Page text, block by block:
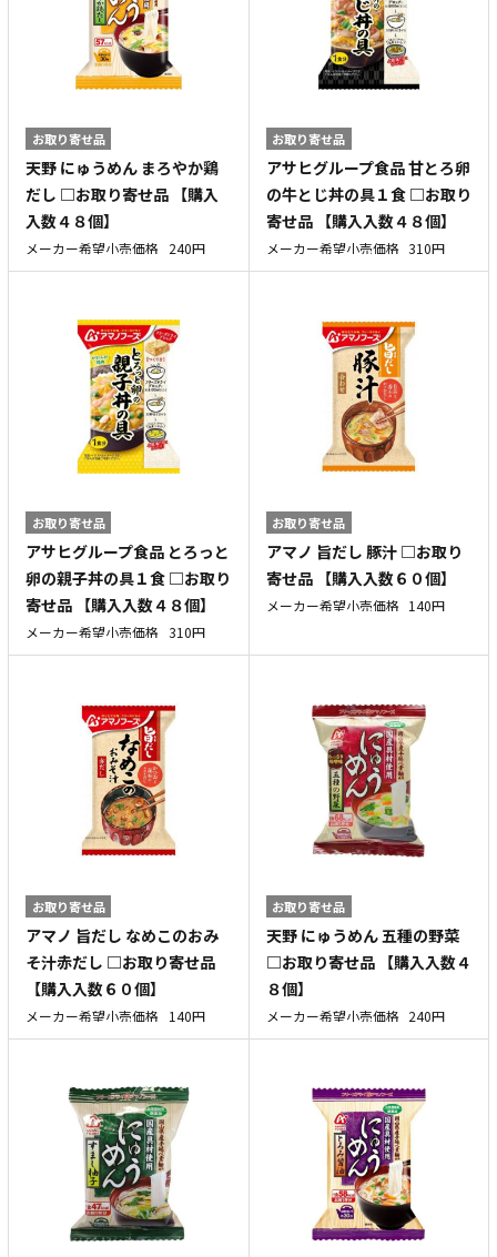
お取り寄せ品
天野 にゅうめん まろやか鶏
だし □お取り寄せ品 【購入
入数４８個】
メーカー希望小売価格 240円
お取り寄せ品
アサヒグループ食品 甘とろ卵
の牛とじ丼の具１食 □お取り
寄せ品 【購入入数４８個】
メーカー希望小売価格 310円
お取り寄せ品
アサヒグループ食品 とろっと
卵の親子丼の具１食 □お取り
寄せ品 【購入入数４８個】
メーカー希望小売価格 310円
お取り寄せ品
アマノ 旨だし 豚汁 □お取り
寄せ品 【購入入数６０個】
メーカー希望小売価格 140円
お取り寄せ品
アマノ 旨だし なめこのおみ
そ汁赤だし □お取り寄せ品
【購入入数６０個】
メーカー希望小売価格 140円
お取り寄せ品
天野 にゅうめん 五種の野菜
□お取り寄せ品 【購入入数４
８個】
メーカー希望小売価格 240円